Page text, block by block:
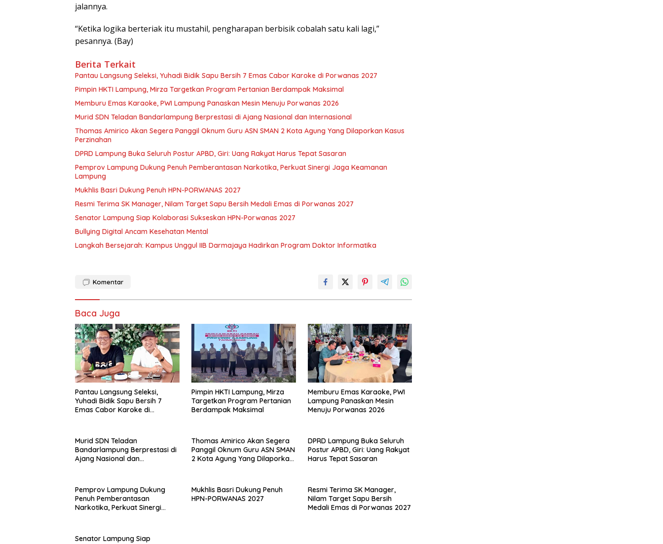
jalannya.
“Ketika logika berteriak itu mustahil, pengharapan berbisik cobalah satu kali lagi,”
pesannya. (Bay)
Berita Terkait
Pantau Langsung Seleksi, Yuhadi Bidik Sapu Bersih 7 Emas Cabor Karoke di Porwanas 2027
Pimpin HKTI Lampung, Mirza Targetkan Program Pertanian Berdampak Maksimal
Memburu Emas Karaoke, PWI Lampung Panaskan Mesin Menuju Porwanas 2026
Murid SDN Teladan Bandarlampung Berprestasi di Ajang Nasional dan Internasional
Thomas Amirico Akan Segera Panggil Oknum Guru ASN SMAN 2 Kota Agung Yang Dilaporkan Kasus
Perzinahan
DPRD Lampung Buka Seluruh Postur APBD, Giri: Uang Rakyat Harus Tepat Sasaran
Pemprov Lampung Dukung Penuh Pemberantasan Narkotika, Perkuat Sinergi Jaga Keamanan
Lampung
Mukhlis Basri Dukung Penuh HPN-PORWANAS 2027
Resmi Terima SK Manager, Nilam Target Sapu Bersih Medali Emas di Porwanas 2027
Senator Lampung Siap Kolaborasi Sukseskan HPN-Porwanas 2027
Bullying Digital Ancam Kesehatan Mental
Langkah Bersejarah: Kampus Unggul IIB Darmajaya Hadirkan Program Doktor Informatika
Komentar
Baca Juga
Pantau Langsung Seleksi,
Yuhadi Bidik Sapu Bersih 7
Emas Cabor Karoke di
Pimpin HKTI Lampung, Mirza
Targetkan Program Pertanian
Berdampak Maksimal
Memburu Emas Karaoke, PWI
Lampung Panaskan Mesin
Menuju Porwanas 2026
Murid SDN Teladan
Bandarlampung Berprestasi di
Ajang Nasional dan
Thomas Amirico Akan Segera
Panggil Oknum Guru ASN SMAN
2 Kota Agung Yang Dilaporkan
DPRD Lampung Buka Seluruh
Postur APBD, Giri: Uang Rakyat
Harus Tepat Sasaran
Pemprov Lampung Dukung
Penuh Pemberantasan
Narkotika, Perkuat Sinergi
Mukhlis Basri Dukung Penuh
HPN-PORWANAS 2027
Resmi Terima SK Manager,
Nilam Target Sapu Bersih
Medali Emas di Porwanas 2027
Senator Lampung Siap